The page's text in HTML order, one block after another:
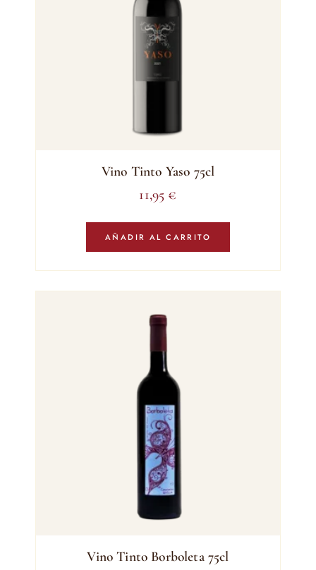
Vino Tinto Yaso 75cl
11,95 €
AÑADIR AL CARRITO
Vino Tinto Borboleta 75cl